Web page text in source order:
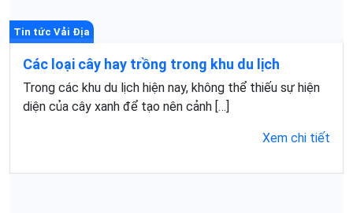
Tin tức Vải Địa
Các loại cây hay trồng trong khu du lịch
Trong các khu du lịch hiện nay, không thể thiếu sự hiện
diện của cây xanh để tạo nên cảnh […]
Xem chi tiết